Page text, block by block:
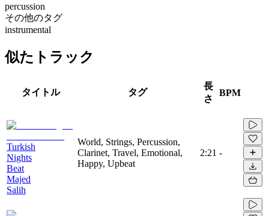
percussion
その他のタグ
instrumental
似たトラック
タイトル タグ
長
さ
BPM
Turkish
Nights
Beat
Majed
Salih
World, Strings, Percussion,
Clarinet, Travel, Emotional,
Happy, Upbeat
2:21 -